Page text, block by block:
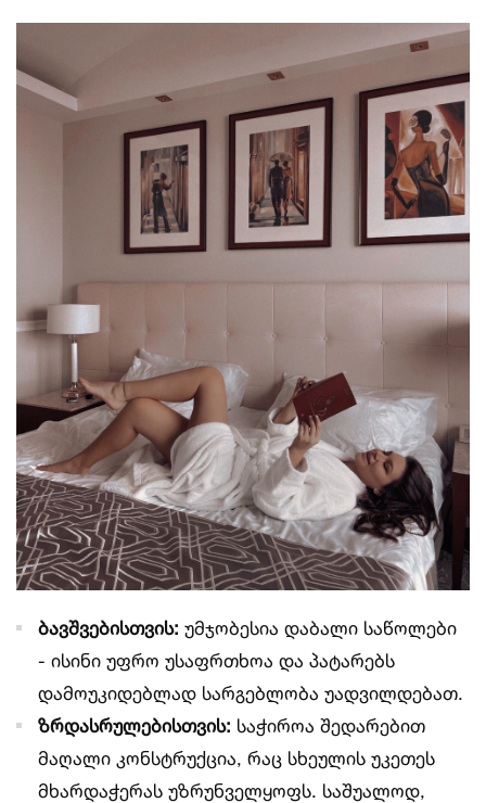
ბავშვებისთვის: უმჯობესია დაბალი საწოლები
- ისინი უფრო უსაფრთხოა და პატარებს
დამოუკიდებლად სარგებლობა უადვილდებათ.
ზრდასრულებისთვის: საჭიროა შედარებით
მაღალი კონსტრუქცია, რაც სხეულის უკეთეს
მხარდაჭერას უზრუნველყოფს. საშუალოდ,